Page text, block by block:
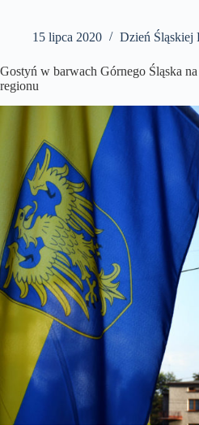
15 lipca 2020 Dzień Śląskiej
Gostyń w barwach Górnego Śląska
regionu